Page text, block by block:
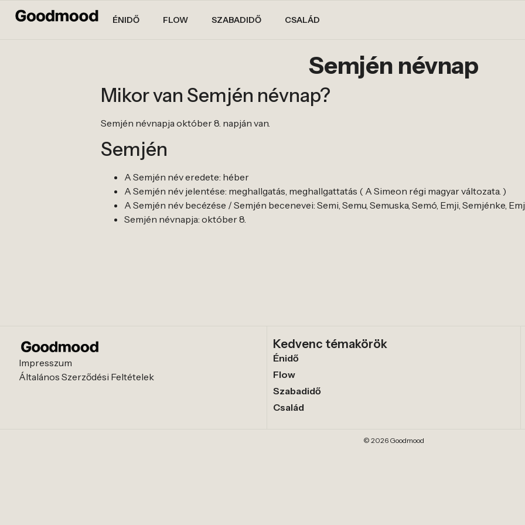
ÉNIDŐ FLOW SZABADIDŐ CSALÁD
Semjén névnap
Mikor van Semjén névnap?
Semjén névnapja október 8. napján van.
Semjén
A Semjén név eredete: héber
A Semjén név jelentése: meghallgatás, meghallgattatás ( A Simeon régi magyar változata. )
A Semjén név becézése / Semjén becenevei: Semi, Semu, Semuska, Semó, Emji, Semjénke,
Semjén névnapja: október 8.
Impresszum
Általános Szerződési Feltételek
Kedvenc témakörök
Énidő
Flow
Szabadidő
Család
© 2026 Goodmood